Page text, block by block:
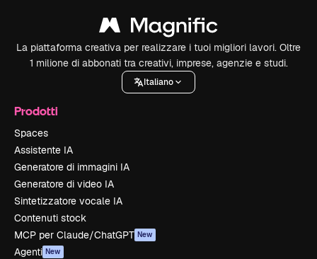
La piattaforma creativa per realizzare i tuoi migliori lavori. Oltre
1 milione di abbonati tra creativi, imprese, agenzie e studi.
Italiano
Prodotti
Spaces
Assistente IA
Generatore di immagini IA
Generatore di video IA
Sintetizzatore vocale IA
Contenuti stock
MCP per Claude/ChatGPT New
Agenti New